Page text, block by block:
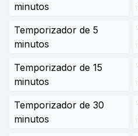
minutos
Temporizador de 5
minutos
Temporizador de 15
minutos
Temporizador de 30
minutos